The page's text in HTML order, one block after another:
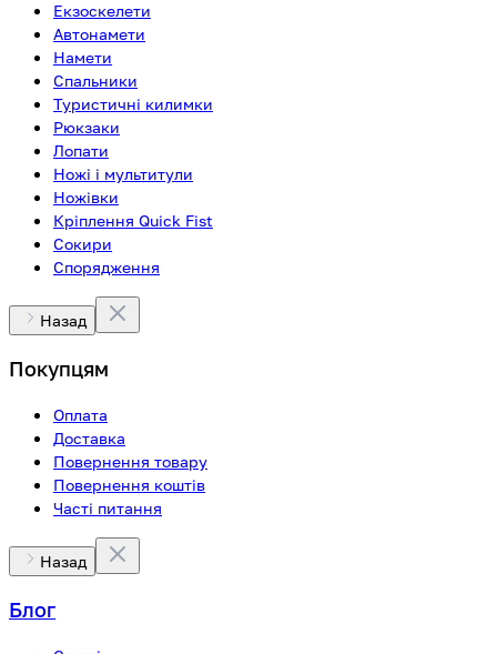
Екзоскелети
Автонамети
Намети
Спальники
Туристичні килимки
Рюкзаки
Лопати
Ножі і мультитули
Ножівки
Кріплення Quick Fist
Сокири
Спорядження
Назад
Покупцям
Оплата
Доставка
Повернення товару
Повернення коштів
Часті питання
Назад
Блог